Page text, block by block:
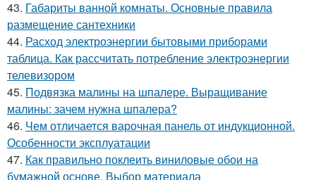
43. Габариты ванной комнаты. Основные правила
размещение сантехники
44. Расход электроэнергии бытовыми приборами
таблица. Как рассчитать потребление электроэнергии
телевизором
45. Подвязка малины на шпалере. Выращивание
малины: зачем нужна шпалера?
46. Чем отличается варочная панель от индукционной.
Особенности эксплуатации
47. Как правильно поклеить виниловые обои на
бумажной основе. Выбор материала